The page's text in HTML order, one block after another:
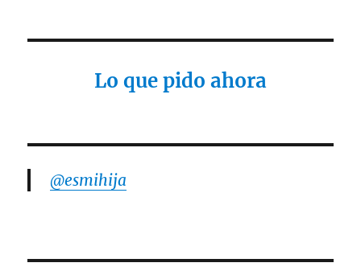
Lo que pido ahora
@esmihija